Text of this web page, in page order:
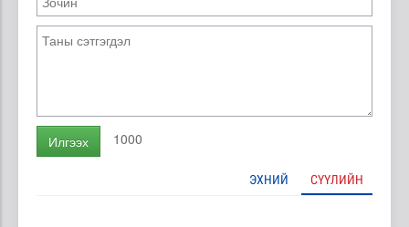
Илгээх 1000
ЭХНИЙ СҮҮЛИЙН